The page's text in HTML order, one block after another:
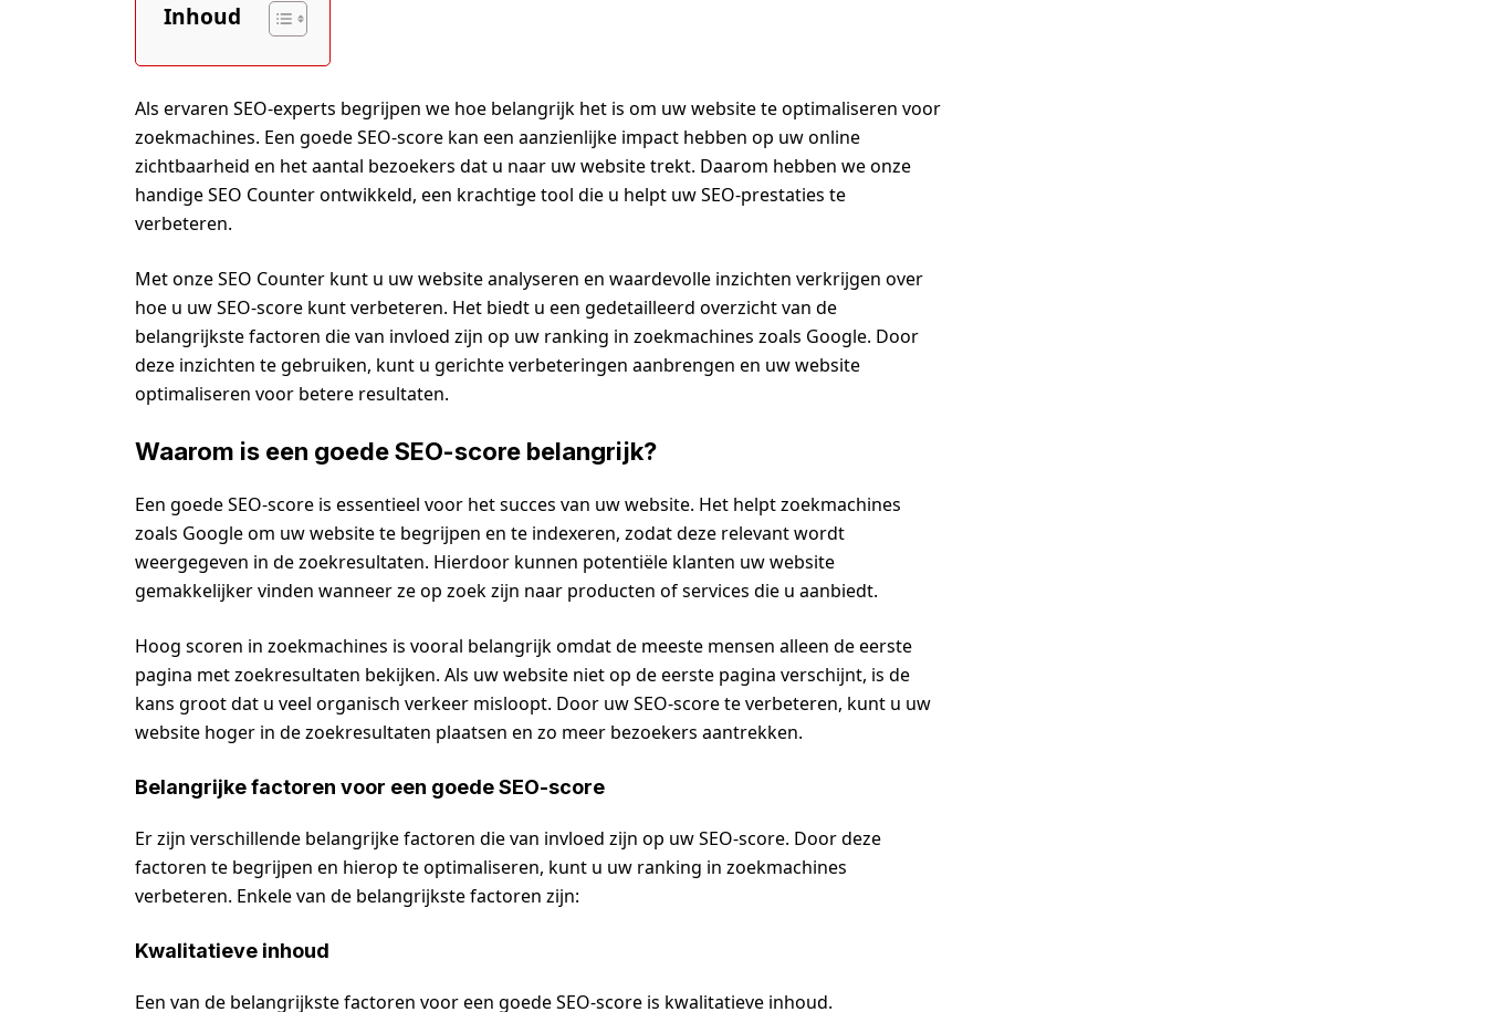
Inhoud
Als ervaren SEO-experts begrijpen we hoe belangrijk het is om uw website te optimaliseren voor
zoekmachines. Een goede SEO-score kan een aanzienlijke impact hebben op uw online
zichtbaarheid en het aantal bezoekers dat u naar uw website trekt. Daarom hebben we onze
handige SEO Counter ontwikkeld, een krachtige tool die u helpt uw SEO-prestaties te
verbeteren.
Met onze SEO Counter kunt u uw website analyseren en waardevolle inzichten verkrijgen over
hoe u uw SEO-score kunt verbeteren. Het biedt u een gedetailleerd overzicht van de
belangrijkste factoren die van invloed zijn op uw ranking in zoekmachines zoals Google. Door
deze inzichten te gebruiken, kunt u gerichte verbeteringen aanbrengen en uw website
optimaliseren voor betere resultaten.
Waarom is een goede SEO-score belangrijk?
Een goede SEO-score is essentieel voor het succes van uw website. Het helpt zoekmachines
zoals Google om uw website te begrijpen en te indexeren, zodat deze relevant wordt
weergegeven in de zoekresultaten. Hierdoor kunnen potentiële klanten uw website
gemakkelijker vinden wanneer ze op zoek zijn naar producten of services die u aanbiedt.
Hoog scoren in zoekmachines is vooral belangrijk omdat de meeste mensen alleen de eerste
pagina met zoekresultaten bekijken. Als uw website niet op de eerste pagina verschijnt, is de
kans groot dat u veel organisch verkeer misloopt. Door uw SEO-score te verbeteren, kunt u uw
website hoger in de zoekresultaten plaatsen en zo meer bezoekers aantrekken.
Belangrijke factoren voor een goede SEO-score
Er zijn verschillende belangrijke factoren die van invloed zijn op uw SEO-score. Door deze
factoren te begrijpen en hierop te optimaliseren, kunt u uw ranking in zoekmachines
verbeteren. Enkele van de belangrijkste factoren zijn:
Kwalitatieve inhoud
Een van de belangrijkste factoren voor een goede SEO-score is kwalitatieve inhoud.